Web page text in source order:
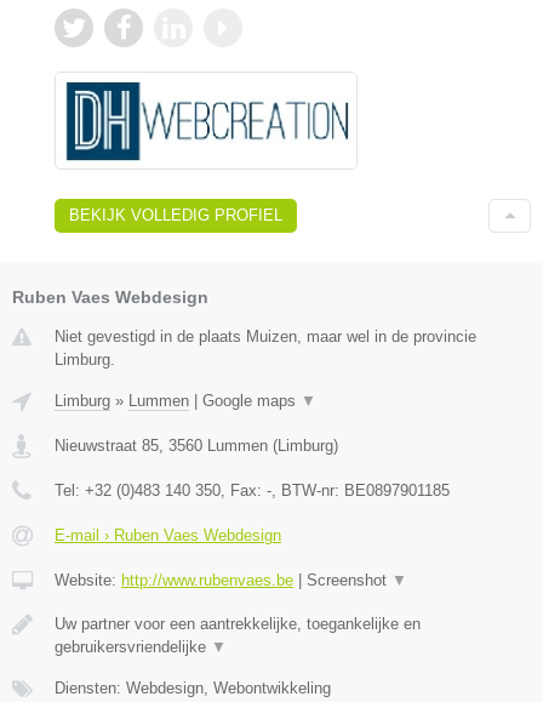
BEKIJK VOLLEDIG PROFIEL
Ruben Vaes Webdesign
Niet gevestigd in de plaats Muizen, maar wel in de provincie
Limburg.
Limburg » Lummen Google maps ▼
Nieuwstraat 85, 3560 Lummen (Limburg)
Tel: +32 (0)483 140 350, Fax: -, BTW-nr: BE0897901185
E-mail › Ruben Vaes Webdesign
Website: http://www.rubenvaes.be Screenshot ▼
Uw partner voor een aantrekkelijke, toegankelijke en
gebruikersvriendelijke ▼
Diensten: Webdesign, Webontwikkeling